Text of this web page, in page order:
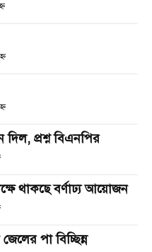
প্রশ্ন বিএনপির
থাকছে বর্ণাঢ্য আয়োজন
পা বিচ্ছিন্ন